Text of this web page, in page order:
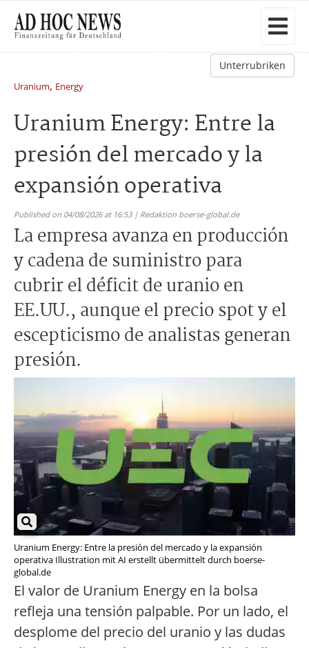
Unterrubriken
Uranium, Energy
Uranium Energy: Entre la
presión del mercado y la
expansión operativa
Published on 04/08/2026 at 16:53 | Redaktion boerse-global.de
La empresa avanza en producción
y cadena de suministro para
cubrir el déficit de uranio en
EE.UU., aunque el precio spot y el
escepticismo de analistas generan
presión.
Uranium Energy: Entre la presión del mercado y la expansión
operativa Illustration mit AI erstellt übermittelt durch boerse-
global.de
El valor de Uranium Energy en la bolsa
refleja una tensión palpable. Por un lado, el
desplome del precio del uranio y las dudas